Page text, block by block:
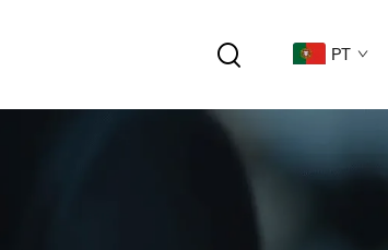
PT